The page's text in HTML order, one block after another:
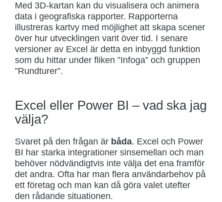
Med 3D-kartan kan du visualisera och animera
data i geografiska rapporter. Rapporterna
illustreras kartvy med möjlighet att skapa scener
över hur utvecklingen varit över tid. I senare
versioner av Excel är detta en inbyggd funktion
som du hittar under fliken ”Infoga” och gruppen
”Rundturer”.
Excel eller Power BI – vad ska jag
välja?
Svaret på den frågan är båda. Excel och Power
BI har starka integrationer sinsemellan och man
behöver nödvändigtvis inte välja det ena framför
det andra. Ofta har man flera användarbehov på
ett företag och man kan då göra valet utefter
den rådande situationen.